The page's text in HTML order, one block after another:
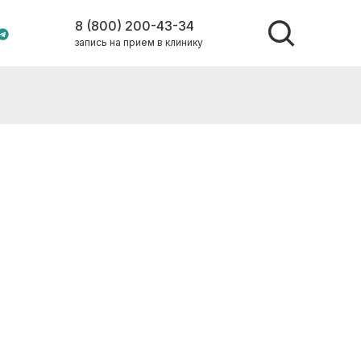
8 (800) 200-43-34
запись на прием в клинику